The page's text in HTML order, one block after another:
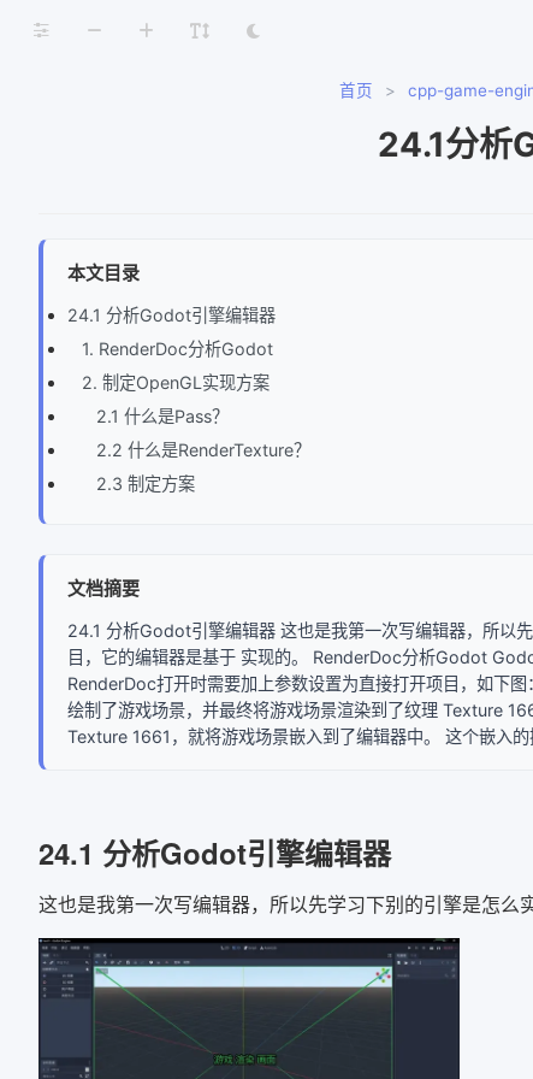
首页 > cpp-game-
24.1分析
本文目录
24.1 分析Godot引擎编辑器
1. RenderDoc分析Godot
2. 制定OpenGL实现方案
2.1 什么是Pass？
2.2 什么是RenderTexture？
2.3 制定方案
文档摘要
24.1 分析Godot引擎编辑器 这也是我第一次写编辑器，所以
目，它的编辑器是基于 实现的。 RenderDoc分析Godot
RenderDoc打开时需要加上参数设置为直接打开项目，如下
绘制了游戏场景，并最终将游戏场景渲染到了纹理 Texture
Texture 1661，就将游戏场景嵌入到了编辑器中。 这个嵌入的
24.1 分析Godot引擎编辑器
这也是我第一次写编辑器，所以先学习下别的引擎是怎么